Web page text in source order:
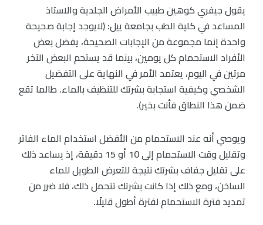
يقول جيفري كوهين طبيب الأمراض الجلدية والاستاذ
المساعد في كلية الطب بجامعة ييل: (لايوجد إجابة صحيحة
واحدة إنما مجموعة من الإجابات الصحيحة، يفضل بعض
الأفراد الاستحمام كل يومين، بينما قد يستحم البعض الآخر
مرتين في اليوم، يعتمد الأمر في النهاية على التفضيل
الشخصي وكيفية استجابة بشرتك للتنظيف بالماء. طالما تقع
ضمن هذا النطاق فأنت بخير).
ويوصي أنه عند الاستحمام من الأفضل استخدام الماء الفاتر
وتقليل وقت الاستحمام إلى 10 أو 15 دقيقة، إذ يساعد ذلك
على تقليل جفاف بشرتك نتيجة للتعرض الطويل للماء
الساخن، ومع ذلك إذا كانت بشرتك تتحمل ذلك، فلا ضرر من
تمديد فترة الاستحمام لفترة أطول قليلًا.